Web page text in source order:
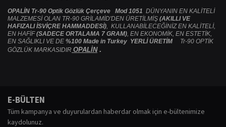
OPALİN Tr-90 Optik Gözlük Çerçeve Mod 1051 DÜNYANIN EN KALİTELİ
MALZEMESİ OLAN TR-90 GRİLAMİD'DEN ÜRETİLMİŞ (AKILLI VE
HAFIZALI İSVİÇRE HAMMADDESİ), KULLANABİLECEĞİNİZ EN KALİTELİ,
EN HAFİF(SADECE ORTALAMA 7 GRAM), EN EKONOMİK, EN ESTETİK,
EN SAĞLIKLI VE DE %100 Made in Turkey YERLİ ÜRETİM Tr-90 OPTİK
GÖZLÜK MARKASIDIR OPALİN.
iletebilirsiniz.
Görüş ve önerileriniz için teşekkür ederiz.
E-BÜLTEN
Tüm kampanya ve duyurulardan haberdar olmak için e-bültenimize
kaydolunuz.